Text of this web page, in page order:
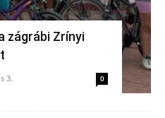
zágrábi Zrínyi
3. 0